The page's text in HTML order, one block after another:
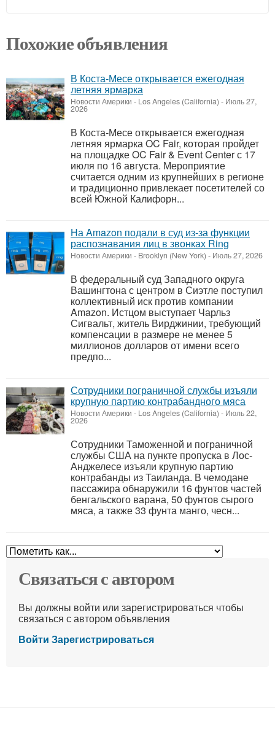
Похожие объявления
В Коста-Месе открывается ежегодная
летняя ярмарка
Новости Америки - Los Angeles (California) - Июль 27,
2026
В Коста-Месе открывается ежегодная
летняя ярмарка OC Fair, которая пройдет
на площадке OC Fair & Event Center с 17
июля по 16 августа. Мероприятие
считается одним из крупнейших в регионе
и традиционно привлекает посетителей со
всей Южной Калифорн...
На Amazon подали в суд из-за функции
распознавания лиц в звонках Ring
Новости Америки - Brooklyn (New York) - Июль 27, 2026
В федеральный суд Западного округа
Вашингтона с центром в Сиэтле поступил
коллективный иск против компании
Amazon. Истцом выступает Чарльз
Сигвальт, житель Вирджинии, требующий
компенсации в размере не менее 5
миллионов долларов от имени всего
предпо...
Сотрудники пограничной службы изъяли
крупную партию контрабандного мяса
Новости Америки - Los Angeles (California) - Июль 22,
2026
Сотрудники Таможенной и пограничной
службы США на пункте пропуска в Лос-
Анджелесе изъяли крупную партию
контрабанды из Таиланда. В чемодане
пассажира обнаружили 16 фунтов частей
бенгальского варана, 50 фунтов сырого
мяса, а также 33 фунта манго, чесн...
Связаться с автором
Вы должны войти или зарегистрироваться чтобы
связаться с автором объявления
Войти Зарегистрироваться